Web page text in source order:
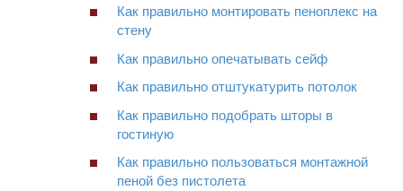
Как правильно монтировать пеноплекс на
стену
Как правильно опечатывать сейф
Как правильно отштукатурить потолок
Как правильно подобрать шторы в
гостиную
Как правильно пользоваться монтажной
пеной без пистолета